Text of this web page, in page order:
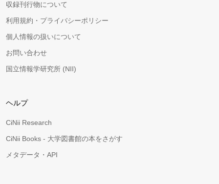
収録刊行物について
利用規約・プライバシーポリシー
個人情報の扱いについて
お問い合わせ
国立情報学研究所 (NII)
ヘルプ
CiNii Research
CiNii Books - 大学図書館の本をさがす
メタデータ・API